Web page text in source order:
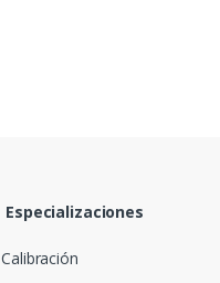
Especializaciones
Calibración